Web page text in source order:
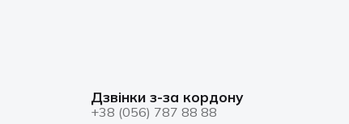
Дзвінки з-за кордону
+38 (056) 787 88 88